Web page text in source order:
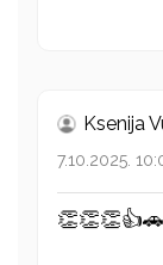
Ksenija
7.10.2025.
👏👏👏👍🚗